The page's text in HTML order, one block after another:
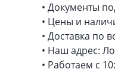
• Документы
• Цены и
• Доставка по
• Наш адрес:
• Работаем с